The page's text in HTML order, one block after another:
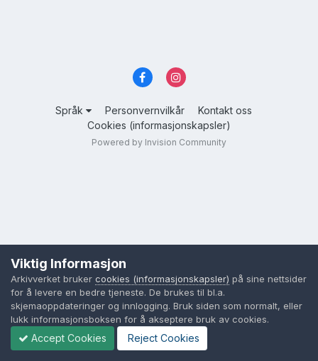
Språk Personvernvilkår
Kontakt oss
Cookies (informasjonskapsler)
Powered by Invision Community
Viktig Informasjon
Arkivverket bruker cookies (informasjonskapsler) på sine nettsider
for å levere en bedre tjeneste. De brukes til bl.a.
skjemaoppdateringer og innlogging. Bruk siden som normalt, eller
lukk informasjonsboksen for å akseptere bruk av cookies.
Accept Cookies Reject Cookies